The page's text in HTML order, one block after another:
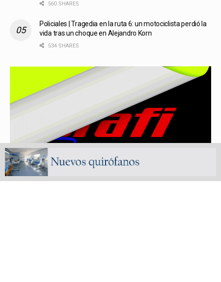
560 SHARES
Policiales | Tragedia en la ruta 6: un motociclista perdió la
vida tras un choque en Alejandro Korn
534 SHARES